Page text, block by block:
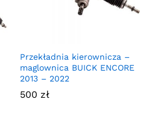
Przekładnia kierownicza –
maglownica BUICK ENCORE
2013 – 2022
500 zł